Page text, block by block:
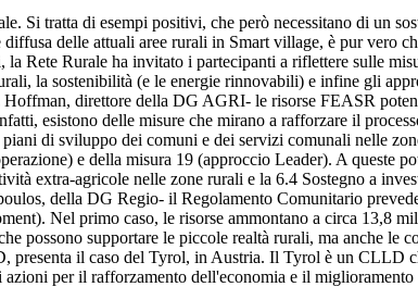
Si tratta di esempi positivi, che però necessitano di un
delle attuali aree rurali in Smart village, è pur vero
Rete Rurale ha invitato i partecipanti a riflettere sulle
la sostenibilità (e le energie rinnovabili) e infine gli
direttore della DG AGRI- le risorse FEASR
esistono delle misure che mirano a rafforzare il
di sviluppo dei comuni e dei servizi comunali nelle
e della misura 19 (approccio Leader). A queste
extra-agricole nelle zone rurali e la 6.4 Sostegno a
della DG Regio- il Regolamento Comunitario
Nel primo caso, le risorse ammontano a circa 13,8
possono supportare le piccole realtà rurali, ma anche le
il caso del Tyrol, in Austria. Il Tyrol è un CLLD
per il rafforzamento dell'economia e il